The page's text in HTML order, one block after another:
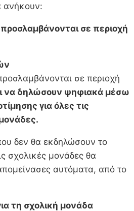
ανήκουν:
σε περιοχή
σε περιοχή
να δηλώσουν ψηφιακά μέσω
για όλες τις
δεν θα εκδηλώσουν το
σχολικές μονάδες θα
αυτόματα, από το
τη σχολική μονάδα